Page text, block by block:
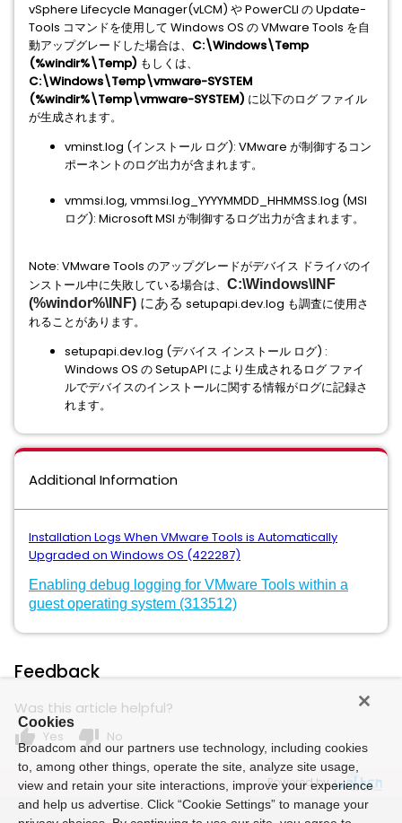
vSphere Lifecycle Manager(vLCM) や PowerCLI の Update-
Tools コマンドを使用して Windows OS の VMware Tools を自
動アップグレードした場合は、 C:\Windows\Temp
(%windir%\Temp) もしくは、
C:\Windows\Temp\vmware-SYSTEM
(%windir%\Temp\vmware-SYSTEM) に以下のログ ファイル
が生成されます。
vminst.log (インストール ログ): VMware が制御するコン
ポーネントのログ出力が含まれます。
vmmsi.log, vmmsi.log_YYYYMMDD_HHMMSS.log (MSI
ログ): Microsoft MSI が制御するログ出力が含まれます。
Note: VMware Tools のアップグレードがデバイス ドライバのイ
ンストール中に失敗している場合は、 C:\Windows\INF
(%windor%\INF) にある setupapi.dev.log も調査に使用さ
れることがあります。
setupapi.dev.log (デバイス インストール ログ) :
Windows OS の SetupAPI により生成されるログ ファイ
ルでデバイスのインストールに関する情報がログに記録さ
れます。
Additional Information
Installation Logs When VMware Tools is Automatically
Upgraded on Windows OS (422287)
Enabling debug logging for VMware Tools within a
guest operating system (313512)
Feedback
Was this article helpful?
thumb_up Yes thumb_down No
Powered by
Cookies
Broadcom and our partners use technology, including cookies
to, among other things, operate the site, analyze site usage,
view and retain your site interactions, improve your experience
and help us advertise. Click “Cookie Settings” to manage your